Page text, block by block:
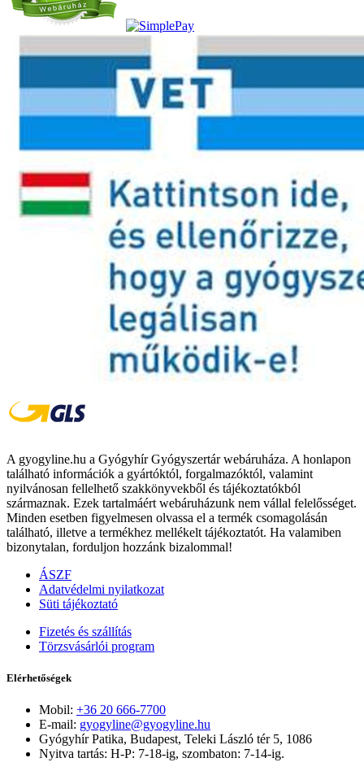
A gyogyline.hu a Gyógyhír Gyógyszertár webáruháza. A honlapon
található információk a gyártóktól, forgalmazóktól, valamint
nyilvánosan fellelhető szakkönyvekből és tájékoztatókból
származnak. Ezek tartalmáért webáruházunk nem vállal felelősséget.
Minden esetben figyelmesen olvassa el a termék csomagolásán
található, illetve a termékhez mellékelt tájékoztatót. Ha valamiben
bizonytalan, forduljon hozzánk bizalommal!
ÁSZF
Adatvédelmi nyilatkozat
Süti tájékoztató
Fizetés és szállítás
Törzsvásárlói program
Elérhetőségek
Mobil: +36 20 666-7700
E-mail: gyogyline@gyogyline.hu
Gyógyhír Patika, Budapest, Teleki László tér 5, 1086
Nyitva tartás: H-P: 7-18-ig, szombaton: 7-14-ig.